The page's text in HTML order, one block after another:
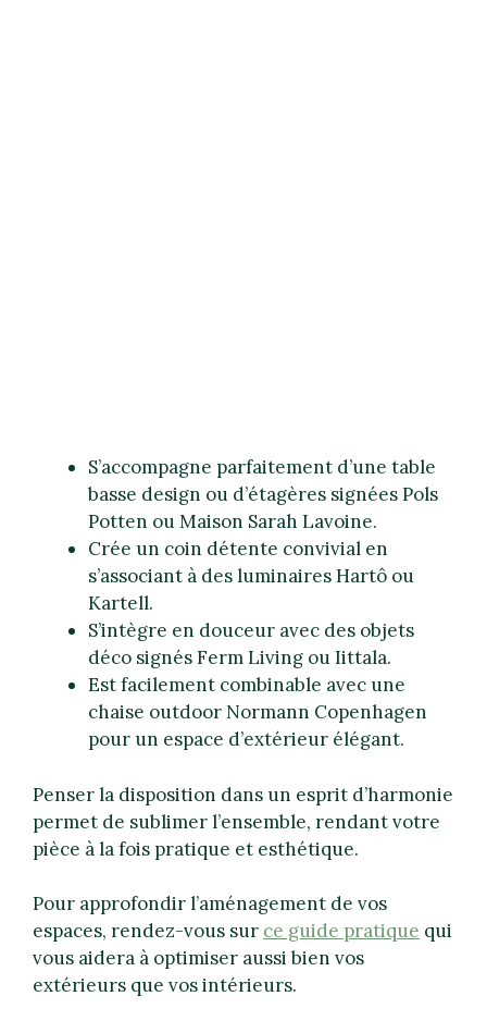
S’accompagne parfaitement d’une table
basse design ou d’étagères signées Pols
Potten ou Maison Sarah Lavoine.
Crée un coin détente convivial en
s’associant à des luminaires Hartô ou
Kartell.
S’intègre en douceur avec des objets
déco signés Ferm Living ou Iittala.
Est facilement combinable avec une
chaise outdoor Normann Copenhagen
pour un espace d’extérieur élégant.
Penser la disposition dans un esprit d’harmonie
permet de sublimer l’ensemble, rendant votre
pièce à la fois pratique et esthétique.
Pour approfondir l’aménagement de vos
espaces, rendez-vous sur ce guide pratique qui
vous aidera à optimiser aussi bien vos
extérieurs que vos intérieurs.